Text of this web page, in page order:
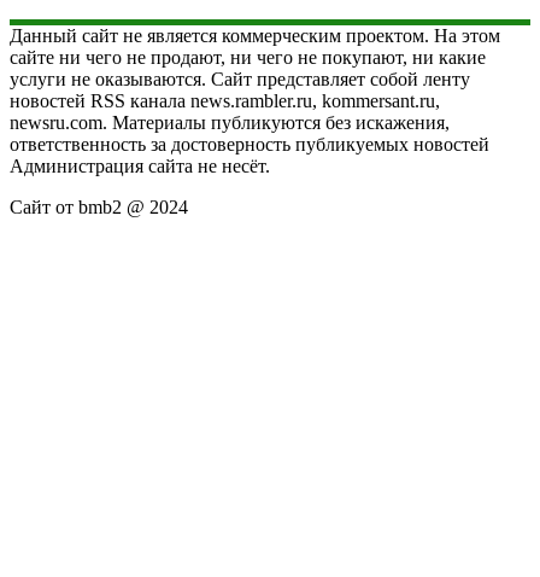
Данный сайт не является коммерческим проектом. На этом
сайте ни чего не продают, ни чего не покупают, ни какие
услуги не оказываются. Сайт представляет собой ленту
новостей RSS канала news.rambler.ru, kommersant.ru,
newsru.com. Материалы публикуются без искажения,
ответственность за достоверность публикуемых новостей
Администрация сайта не несёт.
Сайт от bmb2 @ 2024